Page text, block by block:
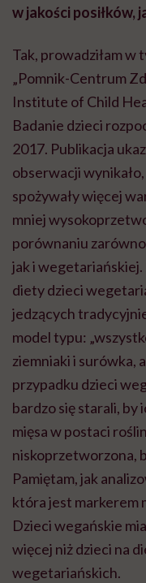
w jakości posiłków,
Tak, prowadziłam
„Pomnik-Centrum
Institute of Child
Badanie dzieci
2017. Publikacja
obserwacji
spożywały więcej
mniej
porównaniu
jak i wegetariańskiej.
diety dzieci
jedzących
model typu:
ziemniaki i surówka,
przypadku dzieci
bardzo się starali,
mięsa w postaci
niskoprzetworzona,
Pamiętam, jak
która jest markerem
Dzieci wegańskie
więcej niż dzieci na
wegetariańskich.